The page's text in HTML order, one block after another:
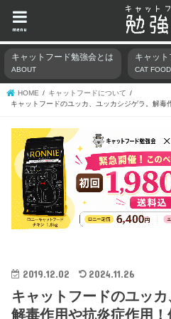
menu
キャットフード勉強会とは
ABOUT
キャッ
CAT
HOME
キャットフードについて
キャットフードのユッカ、ユッカシジゲラ。解
2019.12.02 2024.11.26
キャットフードのユッカ
解毒作用や抗炎症作用